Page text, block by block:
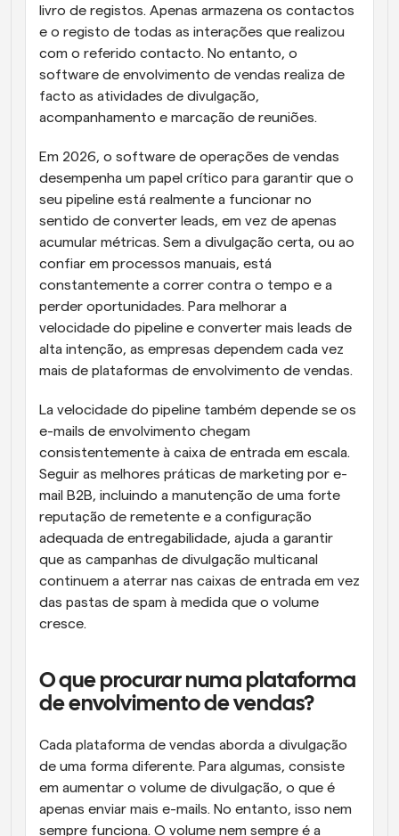
livro de registos. Apenas armazena os contactos
e o registo de todas as interações que realizou
com o referido contacto. No entanto, o
software de envolvimento de vendas realiza de
facto as atividades de divulgação,
acompanhamento e marcação de reuniões.
Em 2026, o software de operações de vendas
desempenha um papel crítico para garantir que o
seu pipeline está realmente a funcionar no
sentido de converter leads, em vez de apenas
acumular métricas. Sem a divulgação certa, ou ao
confiar em processos manuais, está
constantemente a correr contra o tempo e a
perder oportunidades. Para melhorar a
velocidade do pipeline e converter mais leads de
alta intenção, as empresas dependem cada vez
mais de plataformas de envolvimento de vendas.
La velocidade do pipeline também depende se os
e-mails de envolvimento chegam
consistentemente à caixa de entrada em escala.
Seguir as melhores práticas de marketing por e-
mail B2B, incluindo a manutenção de uma forte
reputação de remetente e a configuração
adequada de entregabilidade, ajuda a garantir
que as campanhas de divulgação multicanal
continuem a aterrar nas caixas de entrada em vez
das pastas de spam à medida que o volume
cresce.
O que procurar numa plataforma
de envolvimento de vendas?
Cada plataforma de vendas aborda a divulgação
de uma forma diferente. Para algumas, consiste
em aumentar o volume de divulgação, o que é
apenas enviar mais e-mails. No entanto, isso nem
sempre funciona. O volume nem sempre é a